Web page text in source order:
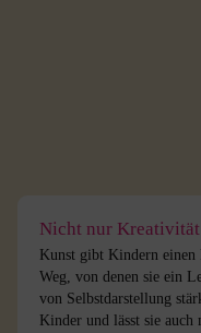
Nicht nur
Kunst gibt Kindern
Weg, von denen sie ein
von Selbstdarstellung
Kinder und lässt sie auch